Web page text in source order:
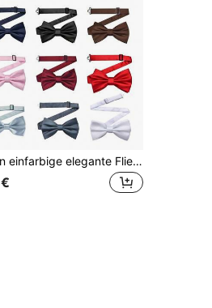
Herren einfarbige elegante Fliege, vorgebundene doppellagige Satinfliege für Smoking, verstellbare Fliege geeignet für Trauzeugen, Hochzeiten, formelle Partys